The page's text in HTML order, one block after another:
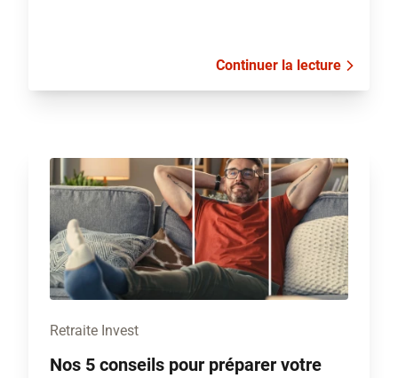
Continuer la lecture
Retraite Invest
Nos 5 conseils pour préparer votre